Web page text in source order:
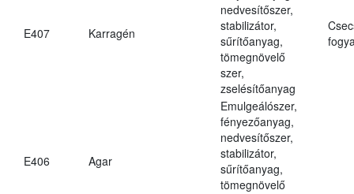
E407 Karragén
nedvesítőszer,
stabilizátor,
sűrítőanyag,
tömegnövelő
szer,
zselésítőanyag
E406 Agar
Emulgeálószer,
fényezőanyag,
nedvesítőszer,
stabilizátor,
sűrítőanyag,
tömegnövelő